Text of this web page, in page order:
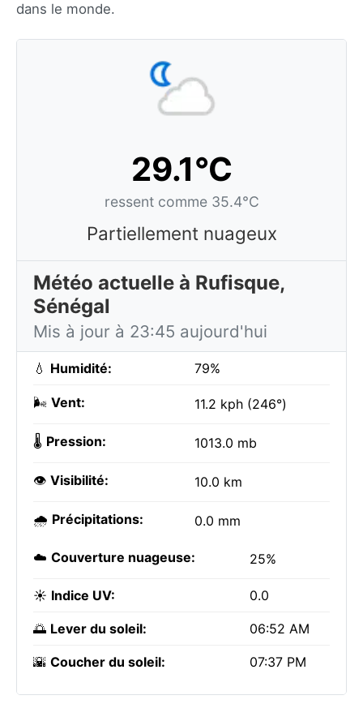
dans le monde.
29.1°C
ressent comme 35.4°C
Partiellement nuageux
Météo actuelle à Rufisque,
Sénégal
Mis à jour à 23:45 aujourd'hui
💧 Humidité: 79%
🌬️ Vent: 11.2 kph (246°)
🌡️ Pression: 1013.0 mb
👁️ Visibilité: 10.0 km
🌧️ Précipitations: 0.0 mm
☁️ Couverture nuageuse: 25%
☀️ Indice UV: 0.0
🌅 Lever du soleil: 06:52 AM
🌇 Coucher du soleil: 07:37 PM